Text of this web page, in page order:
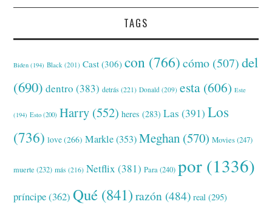
TAGS
Biden (194) Black (201) Cast (306) con (766) cómo (507) del
(690) dentro (383) detrás (221) Donald (209) esta (606) Este
(194) Esto (200) Harry (552) heres (283) Las (391) Los
(736) love(266) Markle(353) Meghan (570) Movies(247)
muerte (232) más (216) Netflix (381) Para(240) por (1336)
príncipe(362) Qué (841) razón (484) real (295)